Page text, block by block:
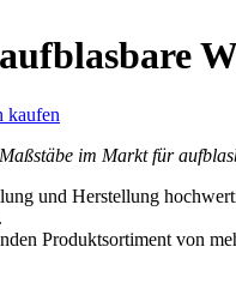
kaufen
im Markt für
und Herstellung
Produktsortiment von